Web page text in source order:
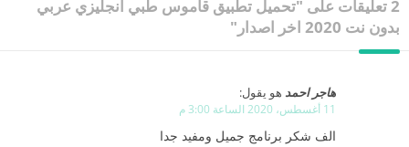
2 تعليقات على "تحميل تطبيق قاموس طبي انجليزي عربي
بدون نت 2020 اخر اصدار"
هاجر احمد هو يقول:
11 أغسطس، 2020 الساعة 3:00 م
الف شكر برنامج جميل ومفيد جدا